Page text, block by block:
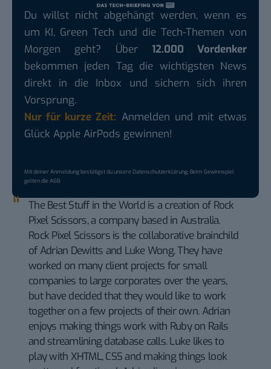
Du willst nicht abgehängt werden, wenn es
um KI, Green Tech und die Tech-Themen von
Morgen geht? Über 12.000 Vordenker
bekommen jeden Tag die wichtigsten News
direkt in die Inbox und sichern sich ihren
Vorsprung.
Nur für kurze Zeit: Anmelden und mit etwas
Glück Apple AirPods gewinnen!
Mit deiner Anmeldung bestätigst du unsere Datenschutzerklärung. Beim Gewinnspiel
gelten dieAGB.
The Best Stuff in the World is a creation of Rock
Pixel Scissors, a company based in Australia.
Rock Pixel Scissorsis the collaborative brainchild
of Adrian Dewitts and Luke Wong. They have
worked on many client projects for small
companies to large corporates over the years,
but have decided that they would like to work
together on a few projects of their own. Adrian
enjoys making things work with Ruby on Rails
and streamlining database calls. Luke likes to
play with XHTML, CSS and making things look